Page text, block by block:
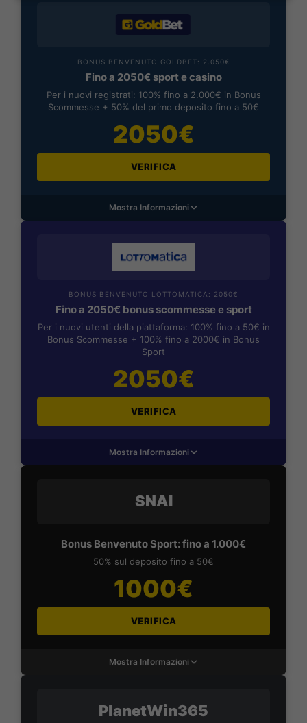
BONUS BENVENUTO GOLDBET: 2.050€
Fino a 2050€ sport e casino
Per i nuovi registrati: 100% fino a 2.000€ in Bonus
Scommesse + 50% del primo deposito fino a 50€
2050€
VERIFICA
Mostra Informazioni
BONUS BENVENUTO LOTTOMATICA: 2050€
Fino a 2050€ bonus scommesse e sport
Per i nuovi utenti della piattaforma: 100% fino a 50€ in
Bonus Scommesse + 100% fino a 2000€ in Bonus
Sport
2050€
VERIFICA
Mostra Informazioni
SNAI
Bonus Benvenuto Sport: fino a 1.000€
50% sul deposito fino a 50€
1000€
VERIFICA
Mostra Informazioni
PlanetWin365